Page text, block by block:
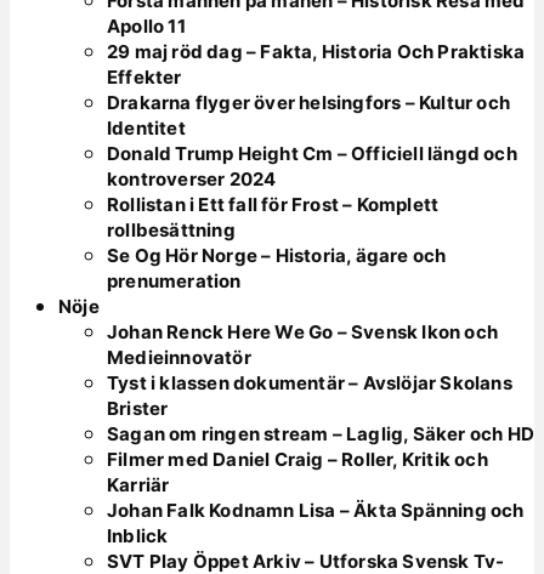
Apollo 11
29 maj röd dag – Fakta, Historia Och Praktiska
Effekter
Drakarna flyger över helsingfors – Kultur och
Identitet
Donald Trump Height Cm – Officiell längd och
kontroverser 2024
Rollistan i Ett fall för Frost – Komplett
rollbesättning
Se Og Hör Norge – Historia, ägare och
prenumeration
Nöje
Johan Renck Here We Go – Svensk Ikon och
Medieinnovatör
Tyst i klassen dokumentär – Avslöjar Skolans
Brister
Sagan om ringen stream – Laglig, Säker och HD
Filmer med Daniel Craig – Roller, Kritik och
Karriär
Johan Falk Kodnamn Lisa – Äkta Spänning och
Inblick
SVT Play Öppet Arkiv – Utforska Svensk Tv-